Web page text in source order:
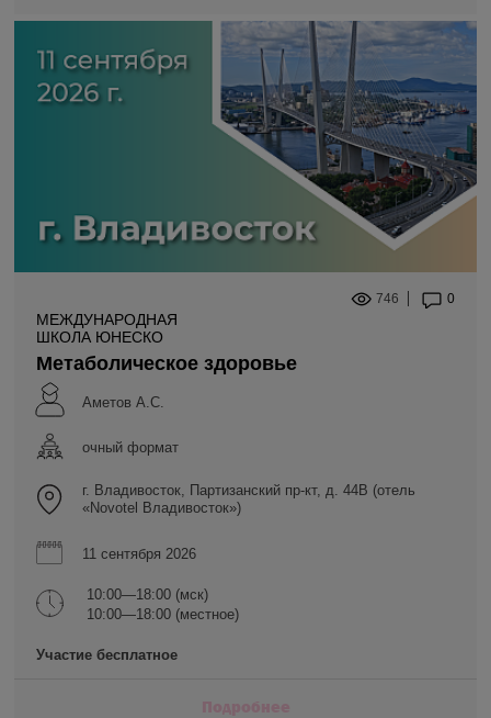
746 0
МЕЖДУНАРОДНАЯ
ШКОЛА ЮНЕСКО
Метаболическое здоровье
Аметов А.С.
очный формат
г. Владивосток, Партизанский пр-кт, д. 44В (отель
«Novotel Владивосток»)
11 сентября 2026
10:00—18:00 (мск)
10:00—18:00 (местное)
Участие бесплатное
Подробнее